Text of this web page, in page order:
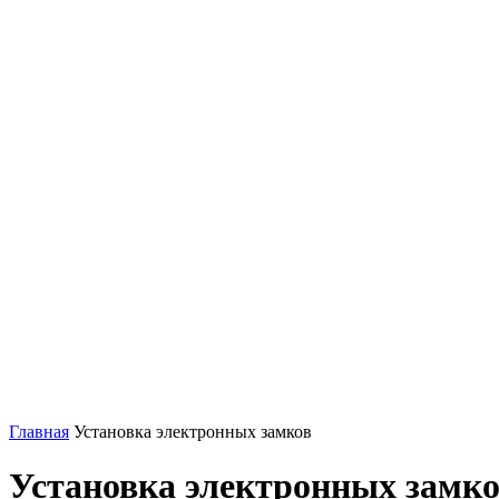
Главная Установка электронных замков
Установка электронных